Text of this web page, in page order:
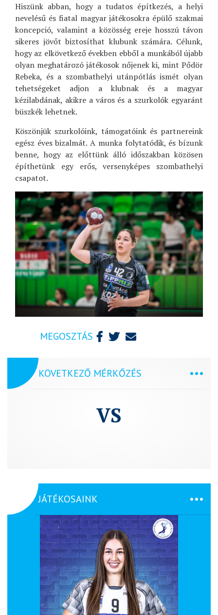
Hiszünk abban, hogy a tudatos építkezés, a helyi
nevelésű és fiatal magyar játékosokra épülő szakmai
koncepció, valamint a közösség ereje hosszú távon
sikeres jövőt biztosíthat klubunk számára. Célunk,
hogy az elkövetkező években ebből a munkából újabb
olyan meghatározó játékosok nőjenek ki, mint Pődör
Rebeka, és a szombathelyi utánpótlás ismét olyan
tehetségeket adjon a klubnak és a magyar
kézilabdának, akikre a város és a szurkolók egyaránt
büszkék lehetnek.
Köszönjük szurkolóink, támogatóink és partnereink
egész éves bizalmát. A munka folytatódik, és bízunk
benne, hogy az előttünk álló időszakban közösen
építhetünk egy erős, versenyképes szombathelyi
csapatot.
MEGOSZTÁS
KÖVETKEZŐ MÉRKŐZÉS
VS
JÁTÉKOSAINK